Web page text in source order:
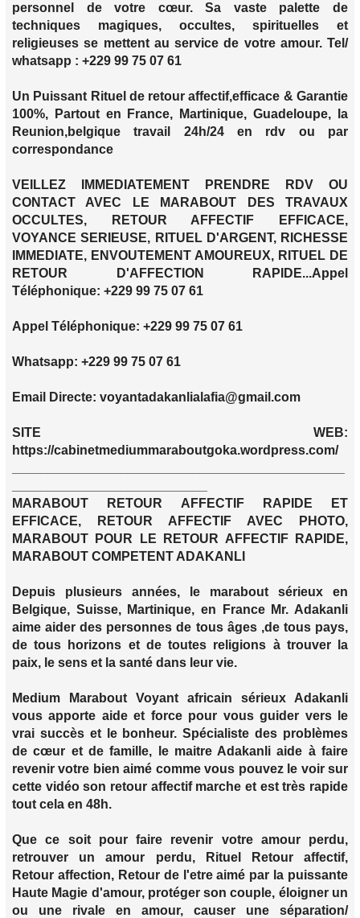
personnel de votre cœur. Sa vaste palette de
techniques magiques, occultes, spirituelles et
religieuses se mettent au service de votre amour. Tel/
whatsapp : +229 99 75 07 61
Un Puissant Rituel de retour affectif,efficace & Garantie
100%, Partout en France, Martinique, Guadeloupe, la
Reunion,belgique travail 24h/24 en rdv ou par
correspondance
VEILLEZ IMMEDIATEMENT PRENDRE RDV OU
CONTACT AVEC LE MARABOUT DES TRAVAUX
OCCULTES, RETOUR AFFECTIF EFFICACE,
VOYANCE SERIEUSE, RITUEL D'ARGENT, RICHESSE
IMMEDIATE, ENVOUTEMENT AMOUREUX, RITUEL DE
RETOUR D'AFFECTION RAPIDE...Appel
Téléphonique: +229 99 75 07 61
Appel Téléphonique: +229 99 75 07 61
Whatsapp: +229 99 75 07 61
Email Directe: voyantadakanlialafia@gmail.com
SITE WEB:
https://cabinetmediummaraboutgoka.wordpress.com/
MARABOUT RETOUR AFFECTIF RAPIDE ET
EFFICACE, RETOUR AFFECTIF AVEC PHOTO,
MARABOUT POUR LE RETOUR AFFECTIF RAPIDE,
MARABOUT COMPETENT ADAKANLI
Depuis plusieurs années, le marabout sérieux en
Belgique, Suisse, Martinique, en France Mr. Adakanli
aime aider des personnes de tous âges ,de tous pays,
de tous horizons et de toutes religions à trouver la
paix, le sens et la santé dans leur vie.
Medium Marabout Voyant africain sérieux Adakanli
vous apporte aide et force pour vous guider vers le
vrai succès et le bonheur. Spécialiste des problèmes
de cœur et de famille, le maitre Adakanli aide à faire
revenir votre bien aimé comme vous pouvez le voir sur
cette vidéo son retour affectif marche et est très rapide
tout cela en 48h.
Que ce soit pour faire revenir votre amour perdu,
retrouver un amour perdu, Rituel Retour affectif,
Retour affection, Retour de l'etre aimé par la puissante
Haute Magie d'amour, protéger son couple, éloigner un
ou une rivale en amour, causer une séparation/